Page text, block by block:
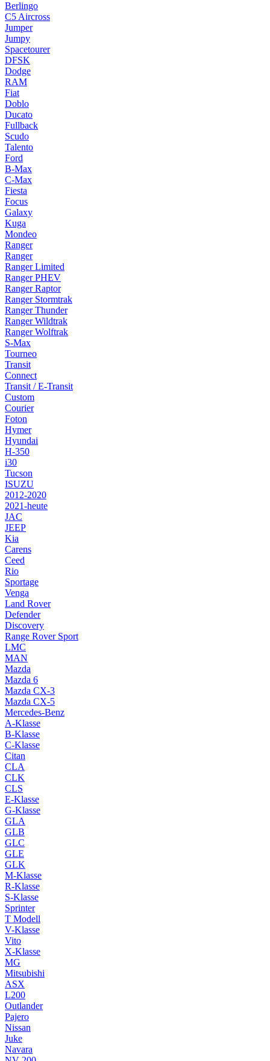
Berlingo
C5 Aircross
Jumper
Jumpy
Spacetourer
DFSK
Dodge
RAM
Fiat
Doblo
Ducato
Fullback
Scudo
Talento
Ford
B-Max
C-Max
Fiesta
Focus
Galaxy
Kuga
Mondeo
Ranger
Ranger
Ranger Limited
Ranger PHEV
Ranger Raptor
Ranger Stormtrak
Ranger Thunder
Ranger Wildtrak
Ranger Wolftrak
S-Max
Tourneo
Transit
Connect
Transit / E-Transit
Custom
Courier
Foton
Hymer
Hyundai
H-350
i30
Tucson
ISUZU
2012-2020
2021-heute
JAC
JEEP
Kia
Carens
Ceed
Rio
Sportage
Venga
Land Rover
Defender
Discovery
Range Rover Sport
LMC
MAN
Mazda
Mazda 6
Mazda CX-3
Mazda CX-5
Mercedes-Benz
A-Klasse
B-Klasse
C-Klasse
Citan
CLA
CLK
CLS
E-Klasse
G-Klasse
GLA
GLB
GLC
GLE
GLK
M-Klasse
R-Klasse
S-Klasse
Sprinter
T Modell
V-Klasse
Vito
X-Klasse
MG
Mitsubishi
ASX
L200
Outlander
Pajero
Nissan
Juke
Navara